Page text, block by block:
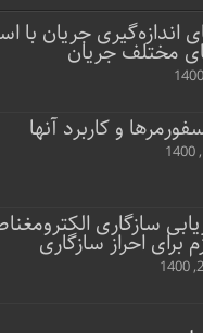
اندازه‌گیری جریان با
مختلف جریان
و کاربرد آنها
سازگاری
برای احراز سازگاری